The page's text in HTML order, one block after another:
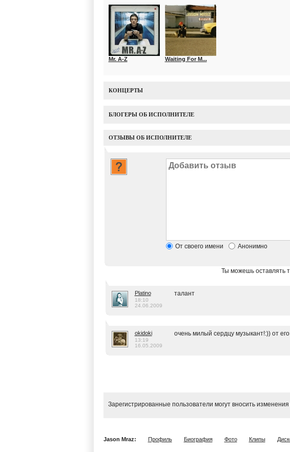
Mr. A-Z
Waiting For M...
КОНЦЕРТЫ
БЛОГЕРЫ ОБ ИСПОЛНИТЕЛЕ
ОТЗЫВЫ ОБ ИСПОЛНИТЕЛЕ
От своего имени Анонимно
Ты можешь оставлять
Platino
18:10
24.06.2009
талант
okidoki
13:19
16.05.2009
очень милый сердцу музыкант!:)) от
Зарегистрированные пользователи могут вносить
Jason Mraz: Профиль Биография Фото Клипы